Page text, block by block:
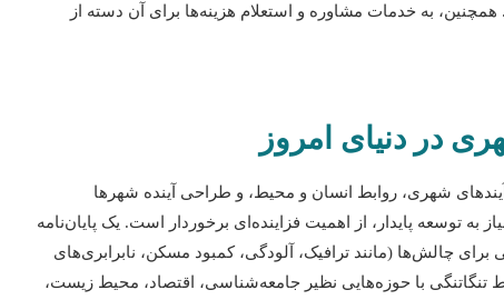
به خدمات مشاوره و استعلام هزینه‌ها برای آن دسته از
در دنیای امروز
شهری، روابط انسان و محیط، و طراحی آینده شهرها
به توسعه پایدار، از اهمیت فزاینده‌ای برخوردار است. یک پایان‌نامه
چالش‌ها (مانند ترافیک، آلودگی، کمبود مسکن، نابرابری‌های
تنگاتنگی با حوزه‌هایی نظیر جامعه‌شناسی، اقتصاد، محیط زیست،